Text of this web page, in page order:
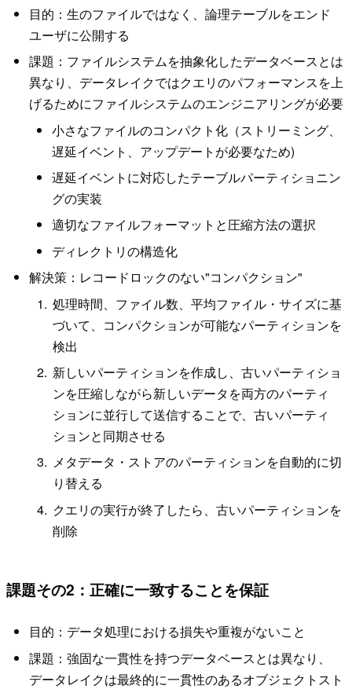
目的：生のファイルではなく、論理テーブルをエンド
ユーザに公開する
課題：ファイルシステムを抽象化したデータベースとは
異なり、データレイクではクエリのパフォーマンスを上
げるためにファイルシステムのエンジニアリングが必要
小さなファイルのコンパクト化（ストリーミング、
遅延イベント、アップデートが必要なため)
遅延イベントに対応したテーブルパーティショニン
グの実装
適切なファイルフォーマットと圧縮方法の選択
ディレクトリの構造化
解決策：レコードロックのない"コンパクション"
処理時間、ファイル数、平均ファイル・サイズに基
づいて、コンパクションが可能なパーティションを
検出
新しいパーティションを作成し、古いパーティショ
ンを圧縮しながら新しいデータを両方のパーティ
ションに並行して送信することで、古いパーティ
ションと同期させる
メタデータ・ストアのパーティションを自動的に切
り替える
クエリの実行が終了したら、古いパーティションを
削除
課題その2：正確に一致することを保証
目的：データ処理における損失や重複がないこと
課題：強固な一貫性を持つデータベースとは異なり、
データレイクは最終的に一貫性のあるオブジェクトスト